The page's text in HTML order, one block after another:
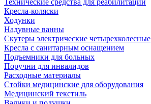
Технические средства для реабилитации
Кресла-коляски
Ходунки
Надувные ванны
Скутеры электрические четырехколесные
Кресла с санитарным оснащением
Подъемники для больных
Поручни для инвалидов
Расходные материалы
Стойки медицинские для оборудования
Медицинский текстиль